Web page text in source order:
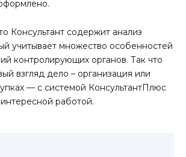
Консультант содержит анализ
учитывает множество особенностей
контролирующих органов. Так что
взгляд дело – организация или
— с системой КонсультантПлюс
работой.